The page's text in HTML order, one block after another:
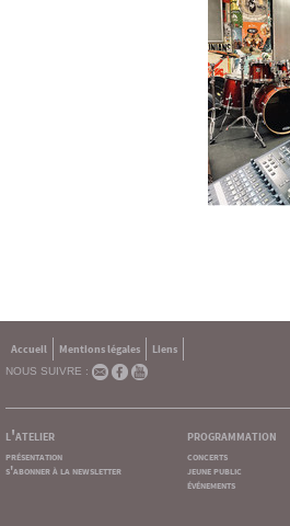
Accueil Mentions légales
Liens
NOUS SUIVRE :
l'atelier
présentation
s'abonner à la newsletter
programmation
concerts
jeune public
événements